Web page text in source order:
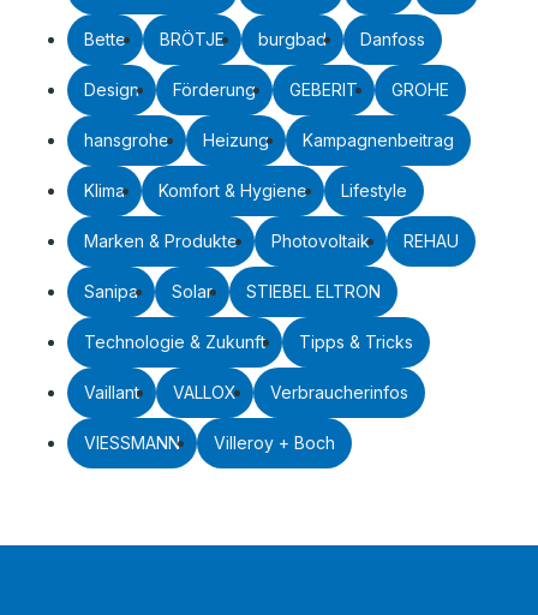
Bette BRÖTJE burgbad Danfoss
Design Förderung GEBERIT GROHE
hansgrohe Heizung Kampagnenbeitrag
Klima Komfort & Hygiene Lifestyle
Marken & Produkte Photovoltaik REHAU
Sanipa Solar STIEBEL ELTRON
Technologie & Zukunft Tipps & Tricks
Vaillant VALLOX Verbraucherinfos
VIESSMANN Villeroy + Boch